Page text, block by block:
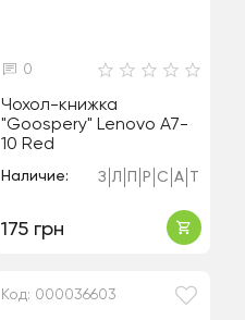
0
Чохол-книжка
"Goospery" Lenovo A7-
10 Red
Наличие: З Л Р С А
175 грн
Код: 000036603